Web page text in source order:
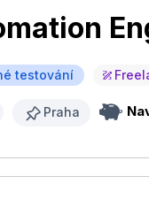
testování
Praha